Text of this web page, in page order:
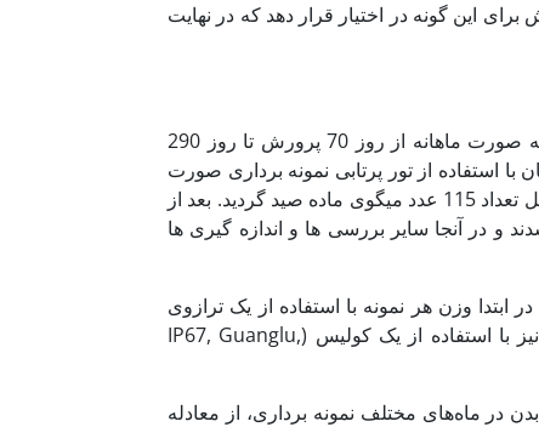
این گونه در اختیار قرار دهد که در نهایت
در این مطالعه، از جنس ماده میگوی پاسفید غربی، به صورت ماهانه از روز 70 پرورش تا روز 290
استفاده از تور پرتابی نمونه برداری صورت
گرفت. هر ماه تعداد 13 الی 18 عدد نمونه گرفته شد که به این ترتیب، در کل تعداد 115 عدد میگوی ماده صید گردید. بعد از
و در آنجا سایر بررسی ها و اندازه گیری ها
در ابتدا وزن هر نمونه با استفاده از یک ترازوی
دیجیتال (A&D, FX-400, Japan) با دقت 01/0 گرم و طول کل نمونه ها نیز با استفاده از یک کولیس (IP67, Guanglu,
ماه‌های مختلف نمونه برداری، از معادله